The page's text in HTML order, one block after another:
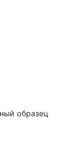
образец